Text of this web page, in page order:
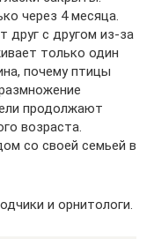
через 4 месяца.
друг с другом из-за
только один
почему птицы
продолжают
возраста.
со своей семьей в
и орнитологи.